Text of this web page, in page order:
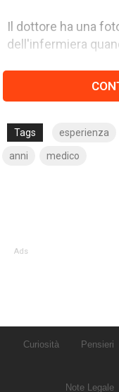
Il dottore ha una
dell'infermiera
Tags esperienza
anni medico
Ads
Curiosità Pensieri
Note Legale